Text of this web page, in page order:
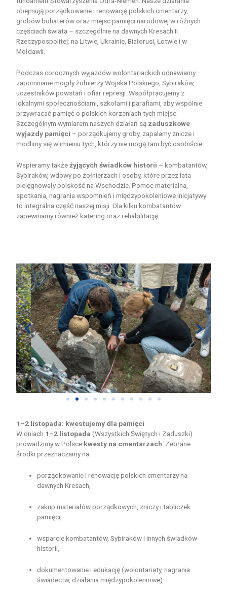
obejmują porządkowanie i renowację polskich cmentarzy,
grobów bohaterów oraz miejsc pamięci narodowej w różnych
częściach świata – szczególnie na dawnych Kresach II
Rzeczypospolitej: na Litwie, Ukrainie, Białorusi, Łotwie i w
Mołdawii.
Podczas corocznych wyjazdów wolontariackich odnawiamy
zapomniane mogiły żołnierzy Wojska Polskiego, Sybiraków,
uczestników powstań i ofiar represji. Współpracujemy z
lokalnymi społecznościami, szkołami i parafiami, aby wspólnie
przywracać pamięć o polskich korzeniach tych miejsc.
Szczególnym wymiarem naszych działań są zaduszkowe
wyjazdy pamięci – porządkujemy groby, zapalamy znicze i
modlimy się w imieniu tych, którzy nie mogą tam być osobiście.
Wspieramy takżeżyjących świadków historii – kombatantów,
Sybiraków, wdowy po żołnierzach i osoby, które przez lata
pielęgnowały polskość na Wschodzie. Pomoc materialna,
spotkania, nagrania wspomnień i międzypokoleniowe inicjatywy
to integralna część naszej misji. Dla kilku kombatantów
zapewniamy również katering oraz rehabilitację.
1–2 listopada: kwestujemy dla pamięci
W dniach 1–2 listopada (Wszystkich Świętych i Zaduszki)
prowadzimy w Polsce kwesty na cmentarzach. Zebrane
środki przeznaczamy na:
porządkowanie i renowację polskich cmentarzy na
dawnych Kresach,
zakup materiałów porządkowych, zniczy i tabliczek
pamięci,
wsparcie kombatantów, Sybiraków i innych świadków
historii,
dokumentowanie i edukację (wolontariaty, nagrania
świadectw, działania międzypokoleniowe).